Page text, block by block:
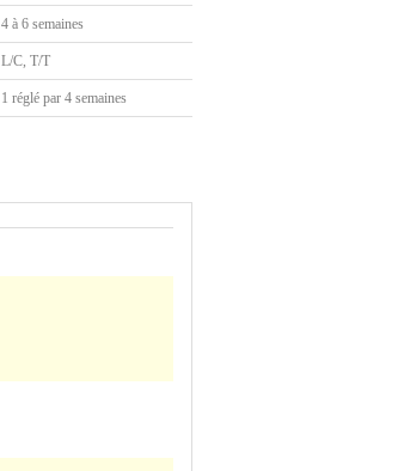
4 à 6 semaines
L/C, T/T
1 réglé par 4 semaines